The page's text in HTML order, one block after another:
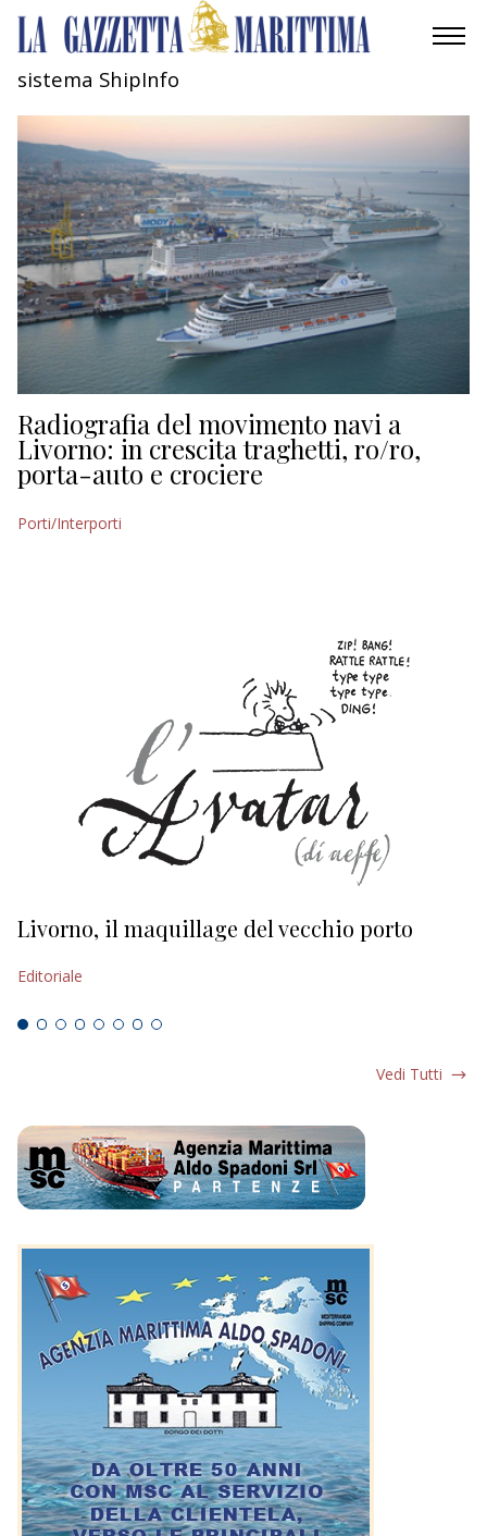
MOBILITÀ
INDUSTRIA
RICERCA
ECONOMIA
CULTURA
NAUTICA
EDITORIALI
sistema ShipInfo
Radiografia del movimento navi a
Livorno: in crescita traghetti, ro/ro,
porta-auto e crociere
Porti/Interporti
Livorno, il maquillage del vecchio porto
Editoriale
Vedi Tutti